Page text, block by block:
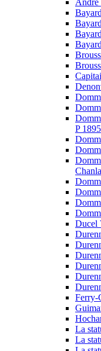
André
P 1895
Ducel
Ferry-
La
La